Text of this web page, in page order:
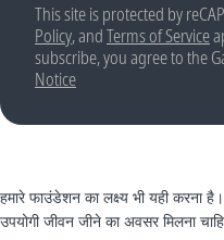
This site is protected by
Policy, andTerms of Service
subscribe, you agree to the
Notice
हमारे फाउंडेशन का लक्ष्य भी यही करना
उपयोगी जीवन जीने का अवसर मिलना